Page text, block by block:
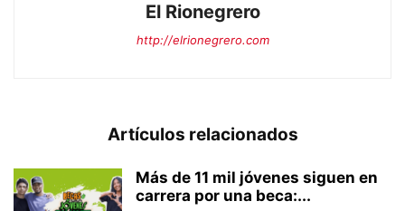
El Rionegrero
http://elrionegrero.com
Artículos relacionados
Más de 11 mil jóvenes siguen en
carrera por una beca:...